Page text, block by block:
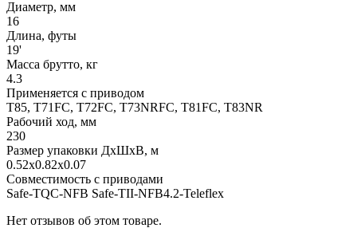
Диаметр, мм
16
Длина, футы
19'
Масса брутто, кг
4.3
Применяется с приводом
T85, T71FC, T72FC, T73NRFC, T81FC, T83NR
Рабочий ход, мм
230
Размер упаковки ДхШхВ, м
0.52x0.82x0.07
Совместимость с приводами
Safe-TQC-NFB Safe-TII-NFB4.2-Teleflex
Нет отзывов об этом товаре.